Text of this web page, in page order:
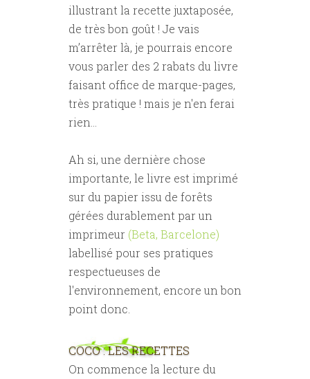
illustrant la recette juxtaposée,
de très bon goût ! Je vais
m’arrêter là, je pourrais encore
vous parler des 2 rabats du livre
faisant office de marque-pages,
très pratique ! mais je n'en ferai
rien...
Ah si, une dernière chose
importante, le livre est imprimé
sur du papier issu de forêts
gérées durablement par un
imprimeur (Beta, Barcelone)
labellisé pour ses pratiques
respectueuses de
l'environnement, encore un bon
point donc.
COCO : LES RECETTES
On commence la lecture du